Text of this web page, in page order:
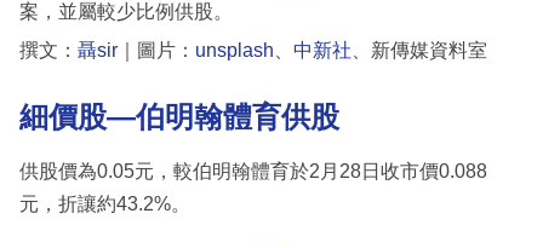
案，並屬較少比例供股。
撰文： 聶sir ｜圖片： unsplash 中新社 、新傳媒資料室
細價股—伯明翰體育供股
供股價為0.05元，較伯明翰體育於2月28日收市價0.088
元，折讓約43.2%。